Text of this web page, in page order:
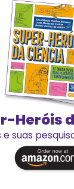
Heróis
e suas